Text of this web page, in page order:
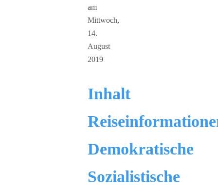
am
Mittwoch,
14.
August
2019
Inhalt
Demokratische
Sozialistische